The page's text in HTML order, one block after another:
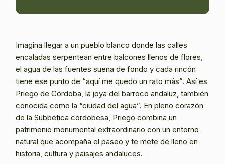
Imagina llegar a un pueblo blanco donde las calles
encaladas serpentean entre balcones llenos de flores,
el agua de las fuentes suena de fondo y cada rincón
tiene ese punto de “aquí me quedo un rato más”. Así es
Priego de Córdoba, la joya del barroco andaluz, también
conocida como la “ciudad del agua”. En pleno corazón
de la Subbética cordobesa, Priego combina un
patrimonio monumental extraordinario con un entorno
natural que acompaña el paseo y te mete de lleno en
historia, cultura y paisajes andaluces.